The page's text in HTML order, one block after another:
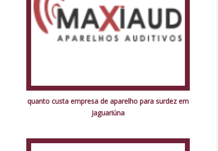
quanto custa empresa de aparelho para surdez em
Jaguariúna